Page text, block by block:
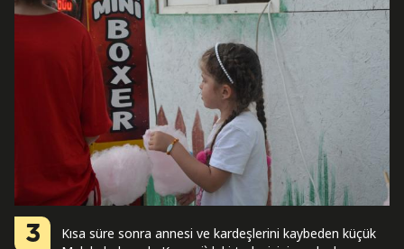
3
Kısa süre sonra annesi ve kardeşlerini kaybeden küçük